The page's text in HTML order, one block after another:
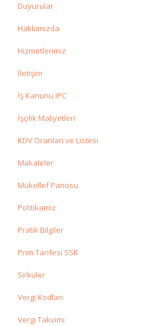
Duyurular
Hakkımızda
Hizmetlerimiz
İletişim
İş Kanunu IPC
İşçilik Maliyetleri
KDV Oranları ve Listesi
Makaleler
Mükellef Panosu
Politikamız
Pratik Bilgiler
Prim Tarifesi SSK
Sirküler
Vergi Kodları
Vergi Takvimi